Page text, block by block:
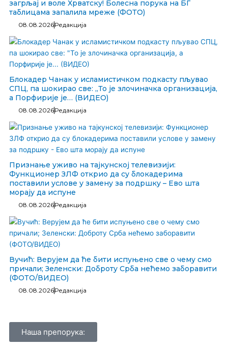
загрљај и воле Хрватску! Болесна порука на БГ
таблицама запалила мреже (ФОТО)
08.08.2026Редакција
Блокадер Чанак у исламистичком подкасту пљувао
СПЦ, па шокирао све: „То је злочиначка организација,
а Порфирије је… (ВИДЕО)
08.08.2026Редакција
Признање уживо на тајкунској телевизији:
Функционер ЗЛФ открио да су блокадерима
поставили услове у замену за подршку – Ево шта
морају да испуне
08.08.2026Редакција
Вучић: Верујем да ће бити испуњено све о чему смо
причали; Зеленски: Доброту Срба нећемо заборавити
(ФОТО/ВИДЕО)
08.08.2026Редакција
Наша препорука: